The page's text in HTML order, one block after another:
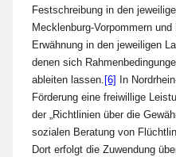
Festschreibung in den
Mecklenburg-Vorpommern
Erwähnung in den jeweiligen
denen sich
ableiten lassen. [6]
In
Förderung eine freiwillige
der „Richtlinien über die
sozialen Beratung von
Dort erfolgt die Zuwendung